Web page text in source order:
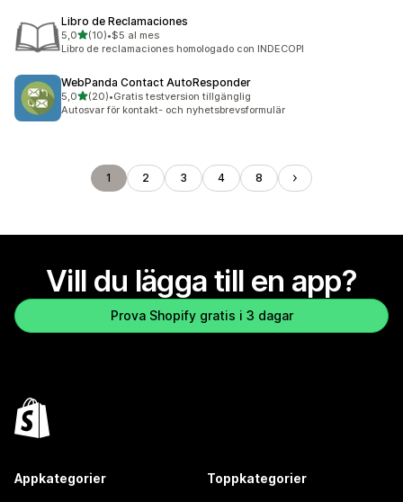
Libro de Reclamaciones
5,0av 5 stjärnor
(10)
10 recensioner totalt
•$5 al mes
Libro de reclamaciones homologado con INDECOPI
WebPanda Contact AutoResponder
5,0av 5 stjärnor
(20)
20 recensioner totalt
•Gratis testversion tillgänglig
Autosvar för kontakt- och nyhetsbrevsformulär
1 2 3 4 8
Vill du lägga till en app?
Prova Shopify gratis i 3 dagar
Appkategorier Toppkategorier